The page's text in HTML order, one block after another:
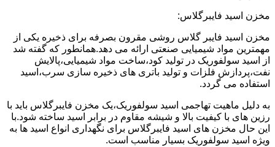
مخزن اسید فایبرگلاس:
مخزن اسید فایبر گلاس روشی مقرون بصرفه برای ذخیره یکی از
مهمترین مواد شیمیایی صنعتی ارائه می دهد.همانطور که گفته شد
از اسید سولفوریک در تولید کود،ساخت مواد شیمیایی،پالایش
نفت،پردازش فلزات و تولید باتری های ذخیره سازی سرب،اسید
استفاده می گردد.
به دلیل ماهیت تهاجمی اسید سولفوریک،یک مخزن فایبرگلاس باید با
رزین های با کیفیت بالا و شیشه مقاوم در برابر اسید ساخته شود.با
این حال مخزن های اسید فایبرگلاس برای نگهداری انواع اسید ها به
ویژه اسید سولفوریک بسیار مناسب است.